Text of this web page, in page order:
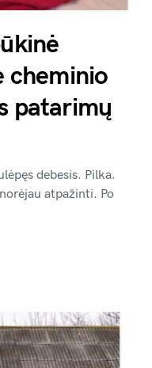
cheminio
patarimų
debesis. Pilka.
atpažinti. Po